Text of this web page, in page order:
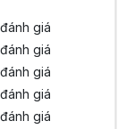
giá
giá
giá
giá
giá